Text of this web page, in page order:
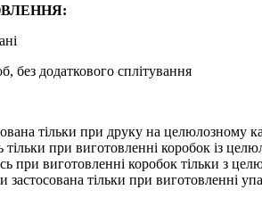
без додаткового сплітування
тільки при друку на целюлозному
при виготовленні коробок із
при виготовленні коробок тільки з
тільки при виготовленні